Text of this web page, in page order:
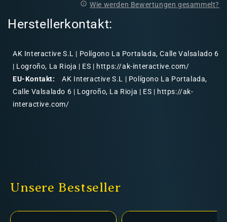
Wie werden Bewertungen gesammelt?
Herstellerkontakt:
AK Interactive S.L | Polígono La Portalada, Calle Valsalado 6
| Logroño, La Rioja | ES | https://ak-interactive.com/
EU-Kontakt:
AK Interactive S.L | Polígono La Portalada,
Calle Valsalado 6 | Logroño, La Rioja | ES | https://ak-
interactive.com/
Unsere Bestseller